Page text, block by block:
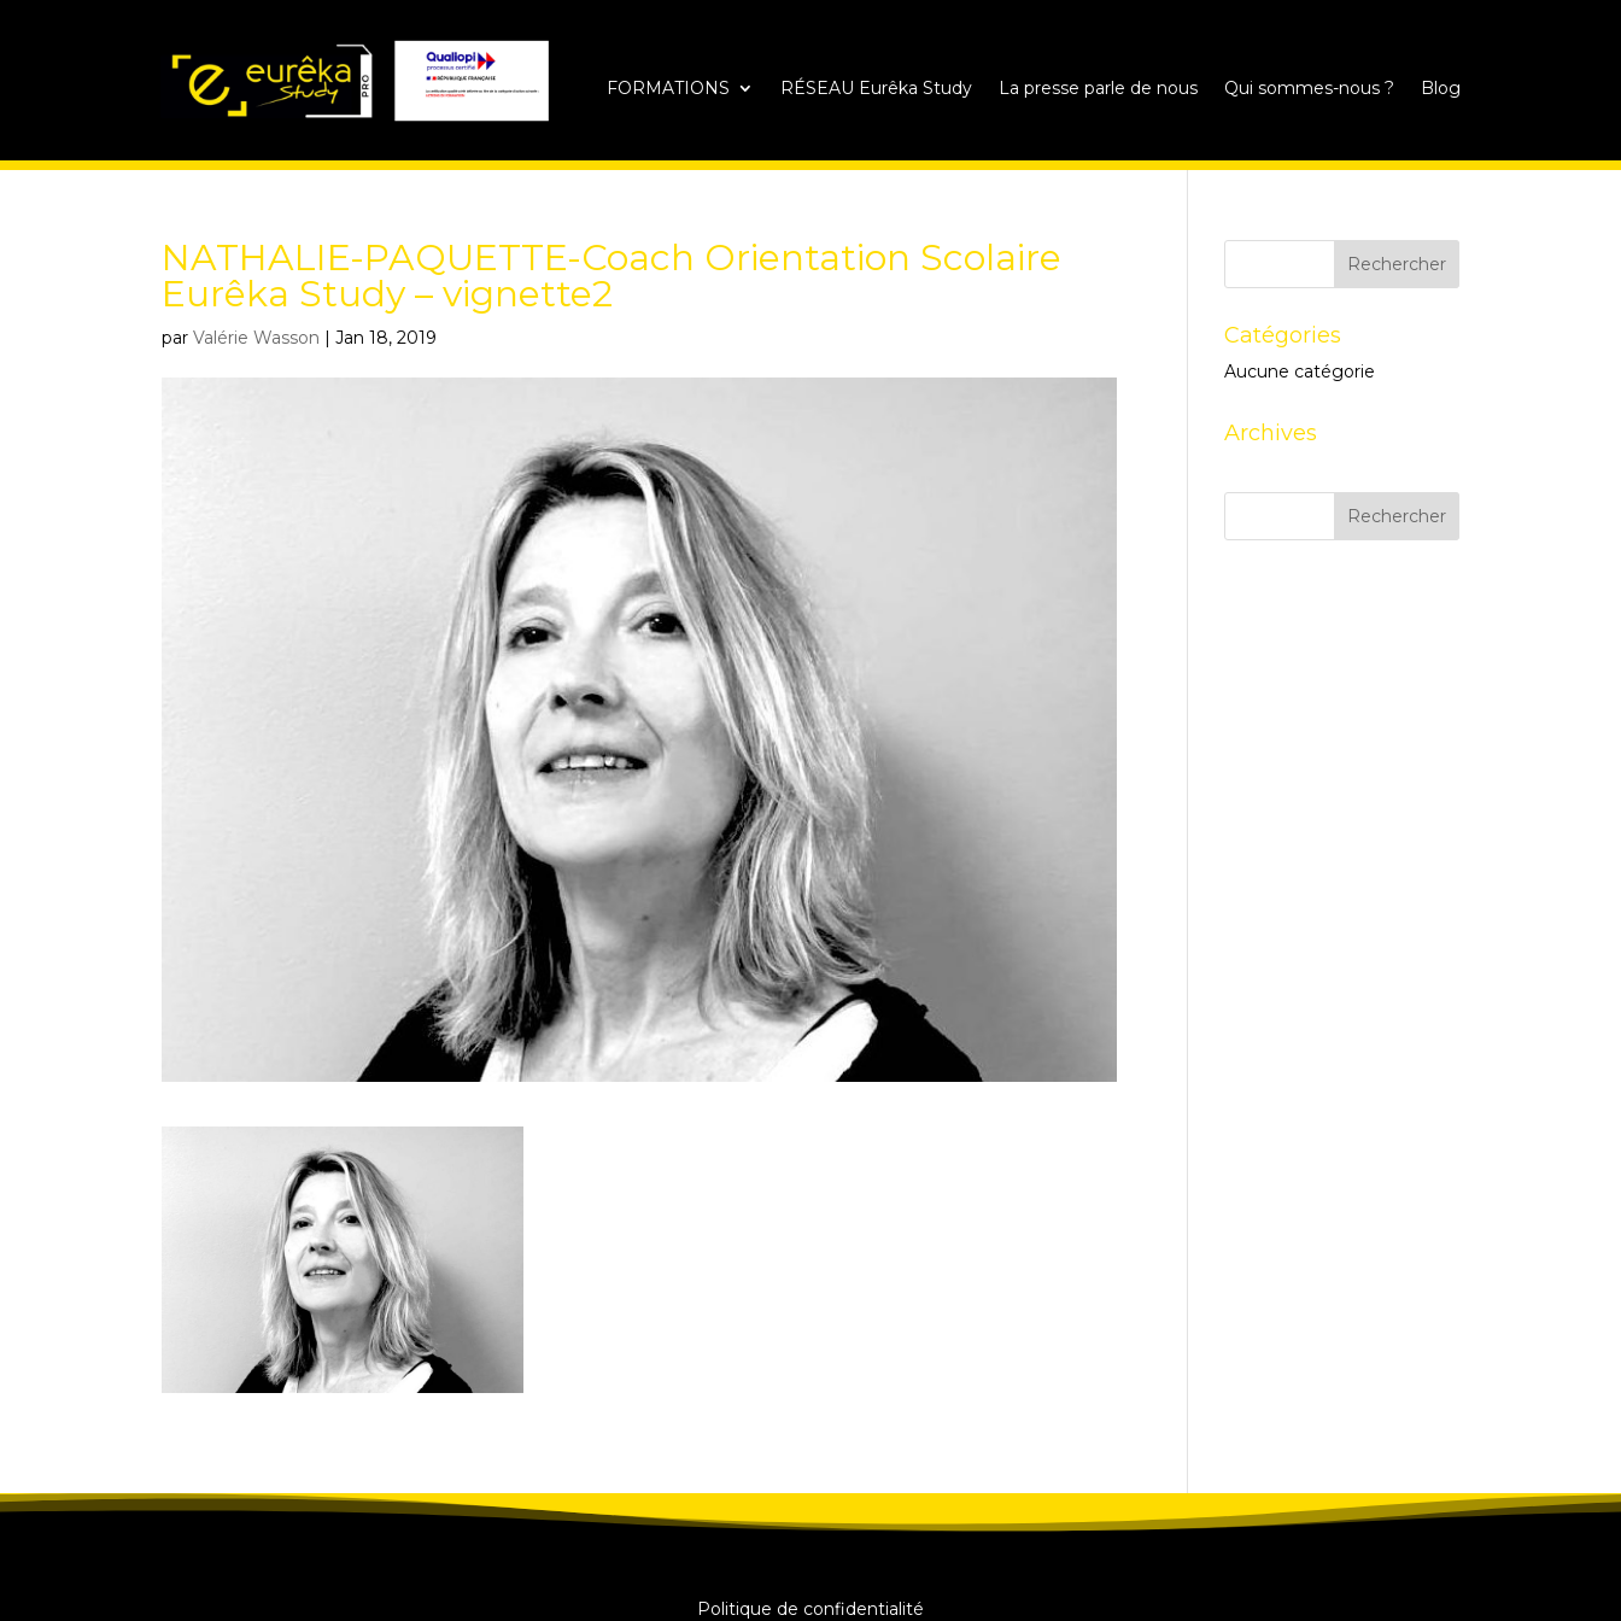
FORMATIONS RÉSEAU Eurêka Study La presse parle de nous Qui sommes-nous ? Blog
NATHALIE-PAQUETTE-Coach Orientation Scolaire
Eurêka Study – vignette2
parValérie Wasson |Jan 18, 2019 Catégories
Aucune catégorie
Archives
Politique de confidentialité